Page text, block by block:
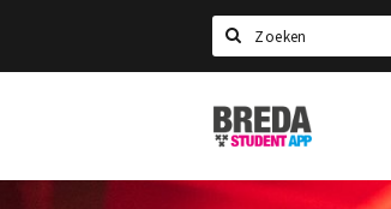
Search
Breda
Student